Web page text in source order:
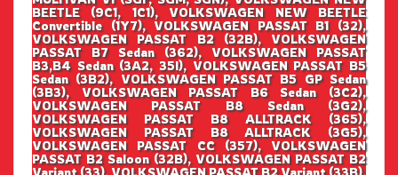
BEETLE (9C1, 1C1), VOLKSWAGEN NEW BEETLE
Convertible (1Y7), VOLKSWAGEN PASSAT B1 (32),
VOLKSWAGEN PASSAT B2 (32B), VOLKSWAGEN
PASSAT B7 Sedan (362), VOLKSWAGEN PASSAT
B3,B4 Sedan (3A2, 35I), VOLKSWAGEN PASSAT B5
Sedan (3B2), VOLKSWAGEN PASSAT B5 GP Sedan
(3B3), VOLKSWAGEN PASSAT B6 Sedan (3C2),
VOLKSWAGEN PASSAT B8 Sedan (3G2),
VOLKSWAGEN PASSAT B8 ALLTRACK (365),
VOLKSWAGEN PASSAT B8 ALLTRACK (3G5),
VOLKSWAGEN PASSAT CC (357), VOLKSWAGEN
PASSAT B2 Saloon (32B), VOLKSWAGEN PASSAT B2